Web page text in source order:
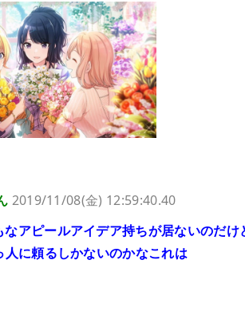
2019/11/08(金) 12:59:40.40
アピールアイデア持ちが居ないのだけ
に頼るしかないのかなこれは